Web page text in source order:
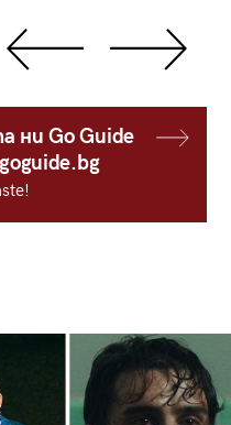
ни Go Guide